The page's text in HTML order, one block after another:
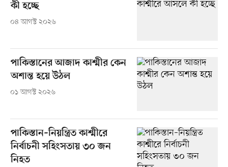
কী হচ্ছে
০৪ আগস্ট ২০২৬
পাকিস্তানের আজাদ কাশ্মীর কেন
অশান্ত হয়ে উঠল
০১ আগস্ট ২০২৬
পাকিস্তান–নিয়ন্ত্রিত কাশ্মীরে
নির্বাচনী সহিংসতায় ৩০ জন
নিহত